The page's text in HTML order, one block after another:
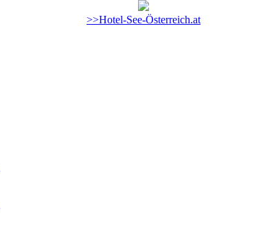
>>Hotel-See-Österreich.at